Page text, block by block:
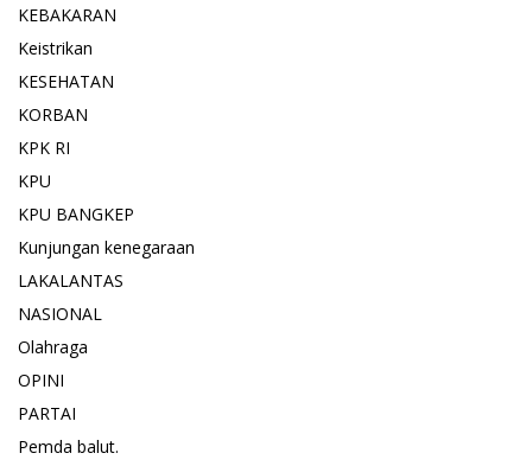
KEBAKARAN
Keistrikan
KESEHATAN
KORBAN
KPK RI
KPU
KPU BANGKEP
Kunjungan kenegaraan
LAKALANTAS
NASIONAL
Olahraga
OPINI
PARTAI
Pemda balut.